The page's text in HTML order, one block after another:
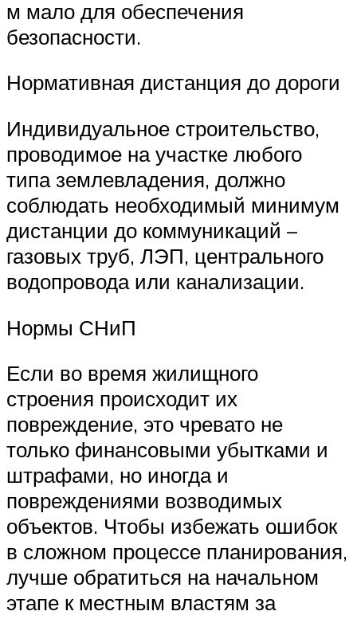
м мало для обеспечения
безопасности.
Нормативная дистанция до дороги
Индивидуальное строительство,
проводимое на участке любого
типа землевладения, должно
соблюдать необходимый минимум
дистанции до коммуникаций –
газовых труб, ЛЭП, центрального
водопровода или канализации.
Нормы СНиП
Если во время жилищного
строения происходит их
повреждение, это чревато не
только финансовыми убытками и
штрафами, но иногда и
повреждениями возводимых
объектов. Чтобы избежать ошибок
в сложном процессе планирования,
лучше обратиться на начальном
этапе к местным властям за